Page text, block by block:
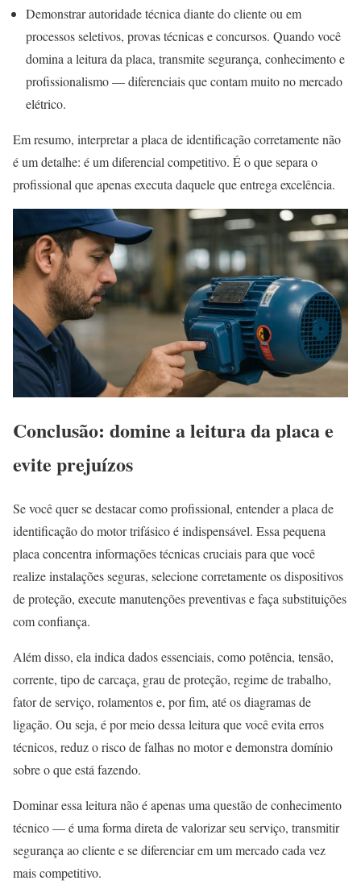
Demonstrar autoridade técnica diante do cliente ou em
processos seletivos, provas técnicas e concursos. Quando você
domina a leitura da placa, transmite segurança, conhecimento e
profissionalismo — diferenciais que contam muito no mercado
elétrico.
Em resumo, interpretar a placa de identificação corretamente não
é um detalhe: é um diferencial competitivo. É o que separa o
profissional que apenas executa daquele que entrega excelência.
Conclusão: domine a leitura da placa e
evite prejuízos
Se você quer se destacar como profissional, entender a placa de
identificação do motor trifásico é indispensável. Essa pequena
placa concentra informações técnicas cruciais para que você
realize instalações seguras, selecione corretamente os dispositivos
de proteção, execute manutenções preventivas e faça substituições
com confiança.
Além disso, ela indica dados essenciais, como potência, tensão,
corrente, tipo de carcaça, grau de proteção, regime de trabalho,
fator de serviço, rolamentos e, por fim, até os diagramas de
ligação. Ou seja, é por meio dessa leitura que você evita erros
técnicos, reduz o risco de falhas no motor e demonstra domínio
sobre o que está fazendo.
Dominar essa leitura não é apenas uma questão de conhecimento
técnico — é uma forma direta de valorizar seu serviço, transmitir
segurança ao cliente e se diferenciar em um mercado cada vez
mais competitivo.